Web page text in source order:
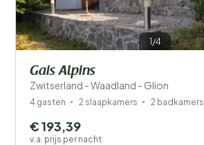
1/4
Gais Alpins
Zwitserland - Waadland - Glion
4 gasten 2 slaapkamers 2 badkamers
€ 193,39
v.a. prijs per nacht